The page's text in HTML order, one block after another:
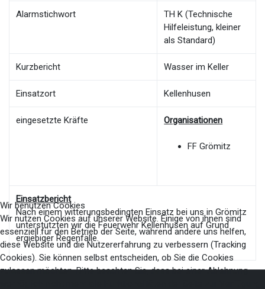
Alarmstichwort
TH K (Technische
Hilfeleistung, kleiner
als Standard)
Kurzbericht Wasser im Keller
Einsatzort Kellenhusen
eingesetzte Kräfte Organisationen
FF Grömitz
Einsatzbericht
Nach einem witterungsbedingten Einsatz bei uns in Grömitz
unterstützten wir die Feuerwehr Kellenhusen auf Grund
ergiebiger Regenfälle.
Wir benutzen Cookies
Wir nutzen Cookies auf unserer Website. Einige von ihnen sind
essenziell für den Betrieb der Seite, während andere uns helfen,
diese Website und die Nutzererfahrung zu verbessern (Tracking
Cookies). Sie können selbst entscheiden, ob Sie die Cookies
zulassen möchten. Bitte beachten Sie, dass bei einer Ablehnung